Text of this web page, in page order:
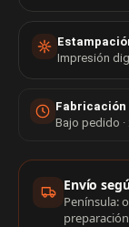
Impresión
Fabricación
Bajo pedido ·
Envío
Península: